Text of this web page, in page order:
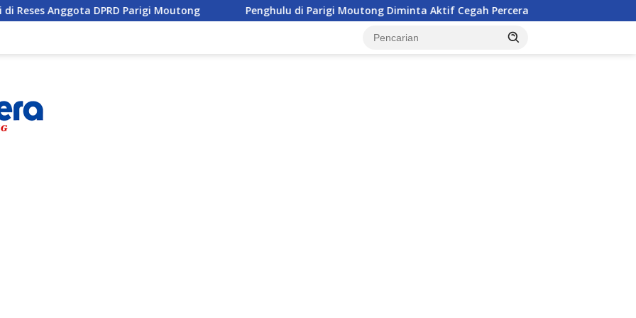
DPRD Parigi Moutong Penghulu di Parigi Moutong Diminta Aktif Cegah Perceraian dan KDRT